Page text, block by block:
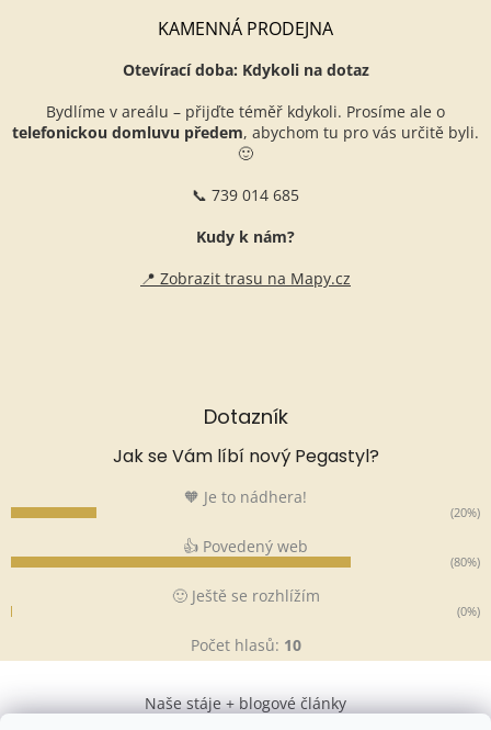
KAMENNÁ PRODEJNA
Otevírací doba: Kdykoli na dotaz
Bydlíme v areálu – přijďte téměř kdykoli. Prosíme ale o
telefonickou domluvu předem, abychom tu pro vás určitě byli.
🙂
📞 739 014 685
Kudy k nám?
📍 Zobrazit trasu na Mapy.cz
Dotazník
Jak se Vám líbí nový Pegastyl?
🧡 Je to nádhera!
(20%)
👍 Povedený web
(80%)
🙂 Ještě se rozhlížím
(0%)
Počet hlasů: 10
Naše stáje + blogové články